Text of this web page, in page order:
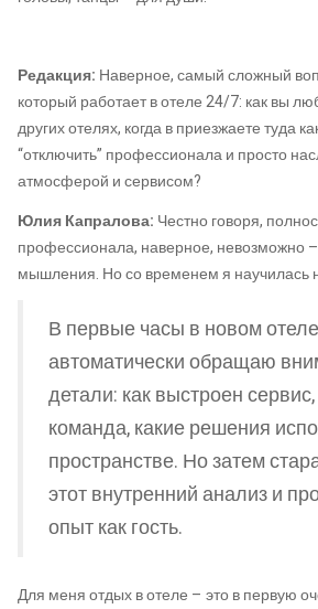
Редакция: Наверное, самый сложный
который работает в отеле 24/7: как вы
других отелях, когда в приезжаете туда
“отключить” профессионала и просто
атмосферой и сервисом?
Юлия Капралова: Честно говоря,
профессионала, наверное, невозможно –
мышления. Но со временем я научилась
В первые часы в новом
автоматически обращаю
детали: как выстроен
команда, какие решения
пространстве. Но затем
этот внутренний анализ и
опыт как гость.
Для меня отдых в отеле – это в первую